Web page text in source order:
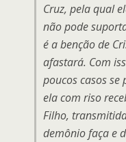
Cruz, pela qual
não pode
é a benção de
afastará. Com
poucos casos se
ela com riso
Filho,
demônio faça e